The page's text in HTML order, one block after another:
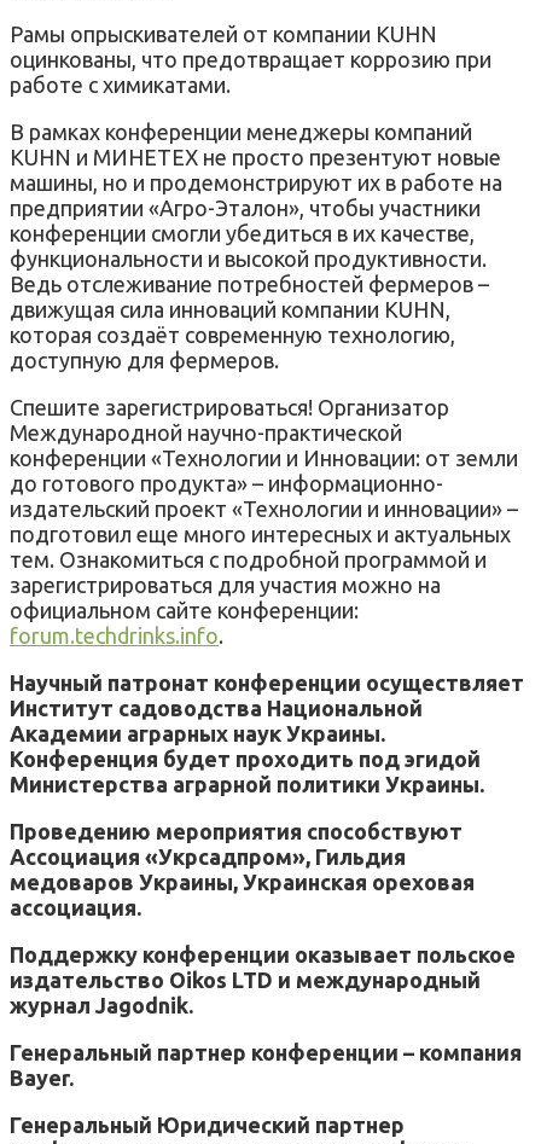
Рамы опрыскивателей от компании KUHN
оцинкованы, что предотвращает коррозию при
работе с химикатами.
В рамках конференции менеджеры компаний
KUHN и МИНЕТЕХ не просто презентуют новые
машины, но и продемонстрируют их в работе на
предприятии «Агро-Эталон», чтобы участники
конференции смогли убедиться в их качестве,
функциональности и высокой продуктивности.
Ведь отслеживание потребностей фермеров –
движущая сила инноваций компании KUHN,
которая создаёт современную технологию,
доступную для фермеров.
Спешите зарегистрироваться! Организатор
Международной научно-практической
конференции «Технологии и Инновации: от земли
до готового продукта» – информационно-
издательский проект «Технологии и инновации» –
подготовил еще много интересных и актуальных
тем. Ознакомиться с подробной программой и
зарегистрироваться для участия можно на
официальном сайте конференции:
forum.techdrinks.info.
Научный патронат конференции осуществляет
Институт садоводства Национальной
Академии аграрных наук Украины.
Конференция будет проходить под эгидой
Министерства аграрной политики Украины.
Проведению мероприятия способствуют
Ассоциация «Укрсадпром», Гильдия
медоваров Украины, Украинская ореховая
ассоциация.
Поддержку конференции оказывает польское
издательство Oikos LTD и международный
журнал Jagodnik.
Генеральный партнер конференции – компания
Bayer.
Генеральный Юридический партнер